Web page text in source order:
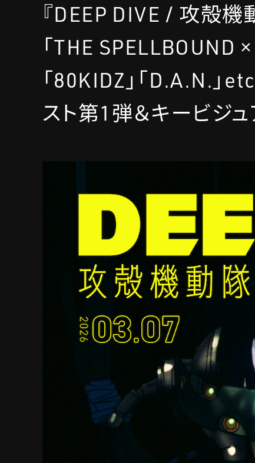
『DEEP DIVE / 攻殻機
「THE SPELLBOUND
「80KIDZ」「D.A.N.」
スト第1弾＆キービジュ